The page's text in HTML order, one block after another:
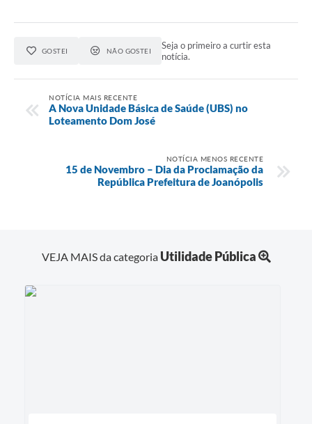
GOSTEI NÃO GOSTEI
Seja o primeiro a curtir esta
notícia.
NOTÍCIA MAIS RECENTE
A Nova Unidade Básica de Saúde (UBS) no
Loteamento Dom José
NOTÍCIA MENOS RECENTE
15 de Novembro – Dia da Proclamação da
República Prefeitura de Joanópolis
VEJA MAIS da categoria Utilidade Pública